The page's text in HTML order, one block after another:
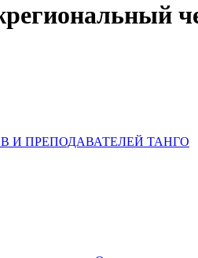
И ПРЕПОДАВАТЕЛЕЙ ТАНГО